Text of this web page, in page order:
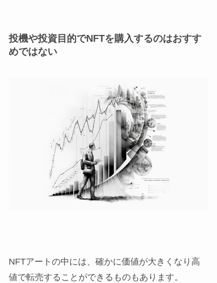
投機や投資目的でNFTを購入するのはおすす
めではない
NFTアートの中には、確かに価値が大きくなり高
値で転売することができるものもあります。